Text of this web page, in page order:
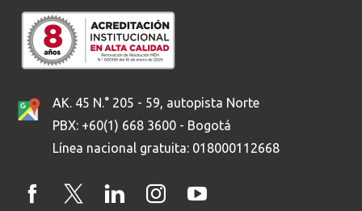
AK. 45 N.° 205 - 59, autopista Norte
PBX: +60(1) 668 3600 - Bogotá
Línea nacional gratuita: 018000112668